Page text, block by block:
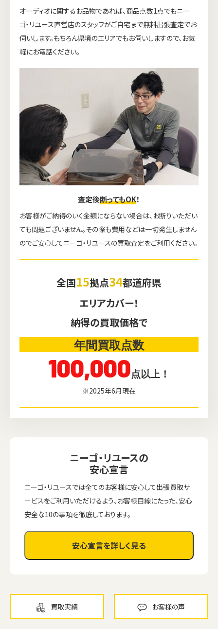
かんたん査定見積 0120-1212-25
オーディオに関するお品物であれば、商品点数1点でもニー
ゴ・リユース直営店のスタッフがご自宅まで無料出張査定でお
伺いします。もちろん県境のエリアでもお伺いしますので、お気
軽にお電話ください。
査定後断ってもOK！
お客様がご納得のいく金額にならない場合は、お断りいただい
ても問題ございません。その際も費用などは一切発生しません
のでご安心してニーゴ・リユースの買取査定をご利用ください。
全国15拠点34都道府県
エリアカバー！
納得の買取価格で
年間買取点数
100,000点以上！
※2025年6月現在
ニーゴ・リユースの
安心宣言
ニーゴ・リユースでは全てのお客様に安心して出張買取サ
ービスをご利用いただけるよう、お客様目線にたった、安心
安全な10の事項を徹底しております。
安心宣言を詳しく見る
買取実績 お客様の声